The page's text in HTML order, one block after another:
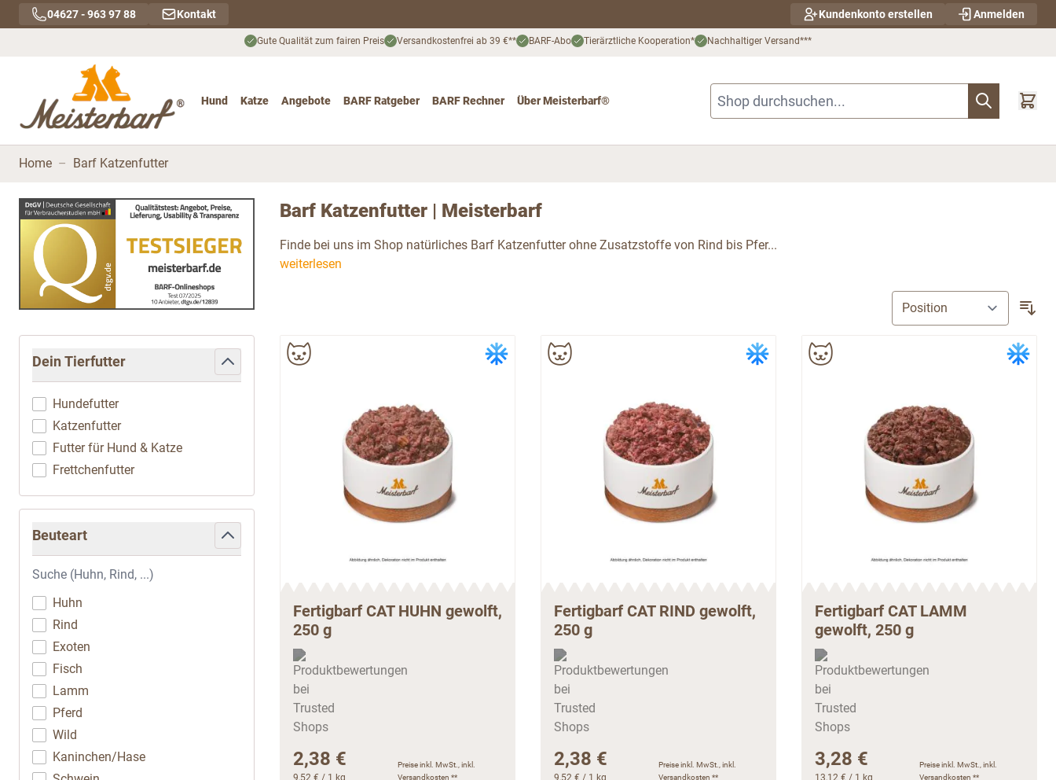
Direkt zum Inhalt
04627 - 963 97 88 Kontakt Kundenkonto erstellen Anmelden
Gute Qualität zum fairen Preis Versandkostenfrei ab 39 €** BARF-Abo Tierärztliche Kooperation* Nachhaltiger Versand***
Hund
Katze
Angebote
BARF Ratgeber BARF Rechner Über Meisterbarf®
Home – Barf Katzenfutter
Barf Katzenfutter | Meisterbarf
Finde bei uns im Shop natürliches Barf Katzenfutter ohne Zusatzstoffe von Rind bis Pfer...
weiterlesen
Zur Produktliste springen
Dein Tierfutter
filter
Hundefutter
Katzenfutter
Futter für Hund & Katze
Frettchenfutter
Beuteart
filter
Huhn
Rind
Exoten
Fisch
Lamm
Pferd
Wild
Kaninchen/Hase
Fertigbarf CAT HUHN gewolft,
250 g
2,38 €
9,52 € / 1 kg
Preise inkl. MwSt., inkl.
Versandkosten **
Fertigbarf CAT RIND gewolft,
250 g
2,38 €
9,52 € / 1 kg
Preise inkl. MwSt., inkl.
Versandkosten **
Fertigbarf CAT LAMM
gewolft, 250 g
3,28 €
13,12 € / 1 kg
Preise inkl. MwSt., inkl.
Versandkosten **